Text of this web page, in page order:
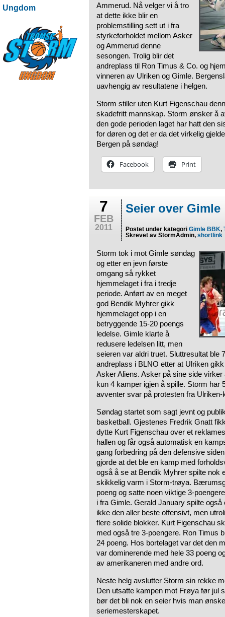
Ungdom
Ammerud. Nå velger vi å tro
at dette ikke blir en
problemstilling sett ut i fra
styrkeforholdet mellom Asker
og Ammerud denne
sesongen. Trolig blir det
andreplass til Ron Timus & Co. og
vinneren av Ulriken og Gimle.
uavhengig av resultatene i helgen.
Storm stiller uten Kurt Figenschau
skadefritt mannskap. Storm ønsker å
den gode perioden laget har hatt den
for døren og det er da det virkelig
Bergen på søndag!
Facebook Print
7
FEB
2011
Seier over Gimle
Postet under kategoriGimle BBK,
Skrevet av StormAdmin,shortlink
Storm tok i mot Gimle søndag
og etter en jevn første
omgang så rykket
hjemmelaget i fra i tredje
periode. Anført av en meget
god Bendik Myhrer gikk
hjemmelaget opp i en
betryggende 15-20 poengs
ledelse. Gimle klarte å
redusere ledelsen litt, men
seieren var aldri truet. Sluttresultat ble
andreplass i BLNO etter at Ulriken
Asker Aliens. Asker på sine side
kun 4 kamper igjen å spille. Storm har
avventer svar på protesten fra Ulriken-
Søndag startet som sagt jevnt og
basketball. Gjestenes Fredrik Gnatt
dytte Kurt Figenschau over et
hallen og får også automatisk en
gang forbedring på den defensive
gjorde at det ble en kamp med
også å se at Bendik Myhrer spilte nok
skikkelig varm i Storm-trøya.
poeng og satte noen viktige 3-
i fra Gimle. Gerald January spilte
ikke den aller beste offensivt, men
flere solide blokker. Kurt Figenschau
med også tre 3-poengere. Ron Timus
24 poeng. Hos bortelaget var det den
var dominerende med hele 33 poeng
av amerikaneren med andre ord.
Neste helg avslutter Storm sin rekke
Den utsatte kampen mot Frøya før jul
bør det bli nok en seier hvis man
seriemesterskapet.